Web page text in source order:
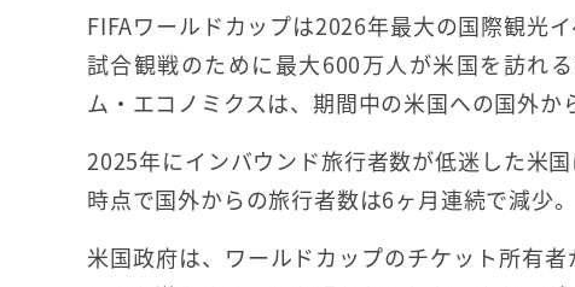
FIFAワールドカップは2026年最大の国際観光
試合観戦のために最大600万人が米国を訪れ
ム・エコノミクスは、期間中の米国への国外か
2025年にインバウンド旅行者数が低迷した米
時点で国外からの旅行者数は6ヶ月連続で減少
米国政府は、ワールドカップのチケット所有